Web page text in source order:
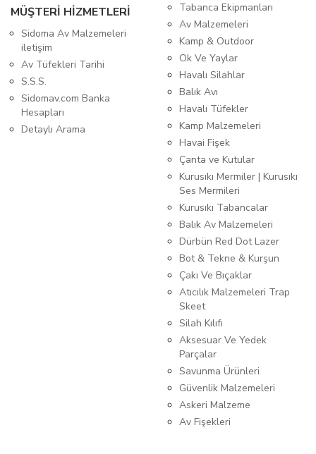
MÜŞTERİ HİZMETLERİ
Sidoma Av Malzemeleri
iletişim
Av Tüfekleri Tarihi
S.S.S.
Sidomav.com Banka
Hesapları
Detaylı Arama
Tabanca Ekipmanları
Av Malzemeleri
Kamp & Outdoor
Ok Ve Yaylar
Havalı Silahlar
Balık Avı
Havalı Tüfekler
Kamp Malzemeleri
Havai Fişek
Çanta ve Kutular
Kurusıkı Mermiler | Kurusıkı
Ses Mermileri
Kurusıkı Tabancalar
Balık Av Malzemeleri
Dürbün Red Dot Lazer
Bot & Tekne & Kurşun
Çakı Ve Bıçaklar
Atıcılık Malzemeleri Trap
Skeet
Silah Kılıfı
Aksesuar Ve Yedek
Parçalar
Savunma Ürünleri
Güvenlik Malzemeleri
Askeri Malzeme
Av Fişekleri